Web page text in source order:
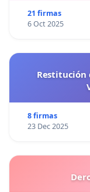
21 firmas
6 Oct 2025
Restitución
8 firmas
23 Dec 2025